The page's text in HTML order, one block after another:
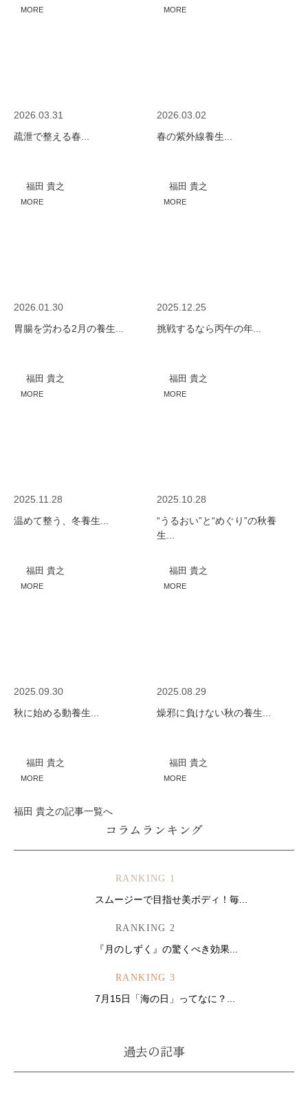
MORE MORE
2026.03.31
疏泄で整える春...
福田 貴之
MORE
2026.03.02
春の紫外線養生...
福田 貴之
MORE
2026.01.30
胃腸を労わる2月の養生...
福田 貴之
MORE
2025.12.25
挑戦するなら丙午の年...
福田 貴之
MORE
2025.11.28
温めて整う、冬養生...
福田 貴之
MORE
2025.10.28
“うるおい”と“めぐり”の秋養
生...
福田 貴之
MORE
2025.09.30
秋に始める動養生...
福田 貴之
MORE
2025.08.29
燥邪に負けない秋の養生...
福田 貴之
MORE
福田 貴之の記事一覧へ
コラムランキング
RANKING 1
スムージーで目指せ美ボディ！毎...
RANKING 2
『月のしずく』の驚くべき効果...
RANKING 3
7月15日「海の日」ってなに？...
過去の記事